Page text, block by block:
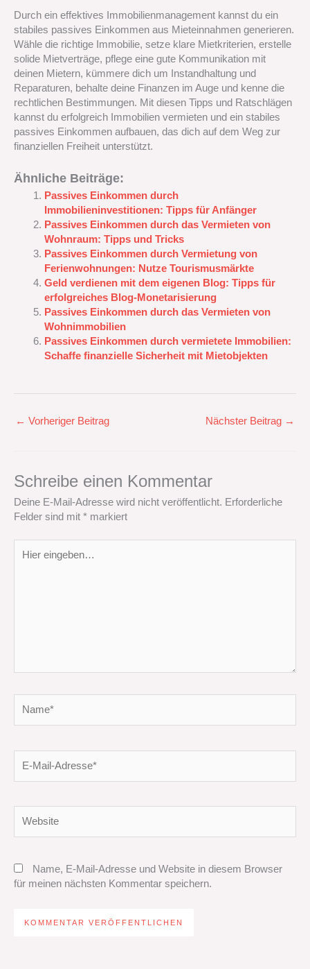
Durch ein effektives Immobilienmanagement kannst du ein
stabiles passives Einkommen aus Mieteinnahmen generieren.
Wähle die richtige Immobilie, setze klare Mietkriterien, erstelle
solide Mietverträge, pflege eine gute Kommunikation mit
deinen Mietern, kümmere dich um Instandhaltung und
Reparaturen, behalte deine Finanzen im Auge und kenne die
rechtlichen Bestimmungen. Mit diesen Tipps und Ratschlägen
kannst du erfolgreich Immobilien vermieten und ein stabiles
passives Einkommen aufbauen, das dich auf dem Weg zur
finanziellen Freiheit unterstützt.
Ähnliche Beiträge:
Passives Einkommen durch
Immobilieninvestitionen: Tipps für Anfänger
Passives Einkommen durch das Vermieten von
Wohnraum: Tipps und Tricks
Passives Einkommen durch Vermietung von
Ferienwohnungen: Nutze Tourismusmärkte
Geld verdienen mit dem eigenen Blog: Tipps für
erfolgreiches Blog-Monetarisierung
Passives Einkommen durch das Vermieten von
Wohnimmobilien
Passives Einkommen durch vermietete Immobilien:
Schaffe finanzielle Sicherheit mit Mietobjekten
← Vorheriger Beitrag Nächster Beitrag →
Schreibe einen Kommentar
Deine E-Mail-Adresse wird nicht veröffentlicht. Erforderliche
Felder sind mit * markiert
eingeben…
Mail-
Name, E-Mail-Adresse und Website in diesem Browser
für meinen nächsten Kommentar speichern.